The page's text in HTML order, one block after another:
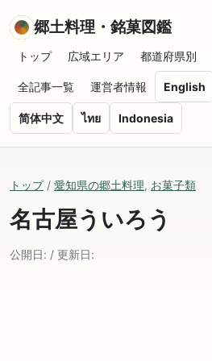
郷土料理・銘菓図鑑
トップ 広域エリア 都道府県別
全記事一覧 運営者情報 English
简体中文 ไทย Indonesia
トップ/ 愛知県の郷土料理, お菓子類
名古屋ういろう
公開日: / 更新日: